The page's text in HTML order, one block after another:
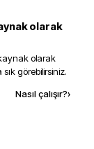
olarak
olarak
görebilirsiniz.
Nasıl çalışır?›